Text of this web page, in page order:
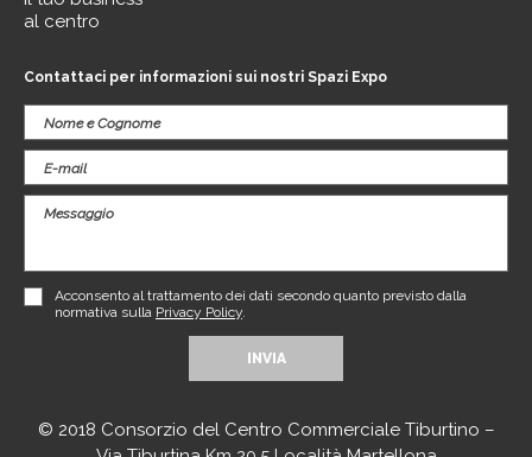
al centro
Contattaci per informazioni sui nostri Spazi Expo
Acconsento al trattamento dei dati secondo quanto previsto dalla
normativa sulla Privacy Policy.
© 2018 Consorzio del Centro Commerciale Tiburtino –